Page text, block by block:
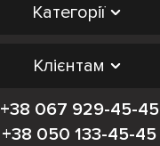
Категорії
Клієнтам
+38 067 929-45-45
+38 050 133-45-45